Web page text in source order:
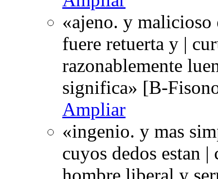
«ajeno. y malicioso
fuere retuerta y |
razonablemente
significa» [B-
Ampliar
«ingenio. y mas
cuyos dedos estan
hombre liberal y